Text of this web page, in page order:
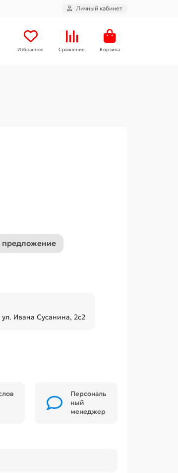
Личный кабинет
Избранное Сравнение Корзина
предложение
Ивана Сусанина, 2с2
Персональ
ный
менеджер